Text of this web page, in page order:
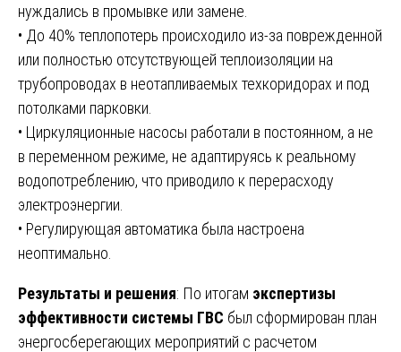
нуждались в промывке или замене.
• До 40% теплопотерь происходило из-за поврежденной
или полностью отсутствующей теплоизоляции на
трубопроводах в неотапливаемых техкоридорах и под
потолками парковки.
• Циркуляционные насосы работали в постоянном, а не
в переменном режиме, не адаптируясь к реальному
водопотреблению, что приводило к перерасходу
электроэнергии.
• Регулирующая автоматика была настроена
неоптимально.
Результаты и решения: По итогам экспертизы
эффективности системы ГВС был сформирован план
энергосберегающих мероприятий с расчетом